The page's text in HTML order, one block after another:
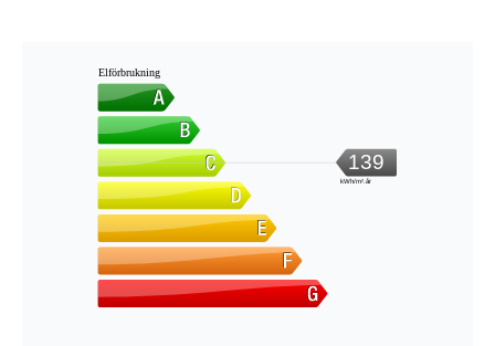
Elförbrukning
139
kWh/m².år